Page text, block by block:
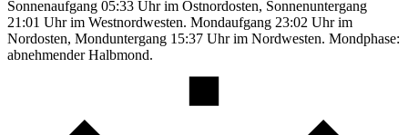
Sonnenaufgang 05:33 Uhr im Ostnordosten, Sonnenuntergang
21:01 Uhr im Westnordwesten. Mondaufgang 23:02 Uhr im
Nordosten, Monduntergang 15:37 Uhr im Nordwesten. Mondphase:
abnehmender Halbmond.